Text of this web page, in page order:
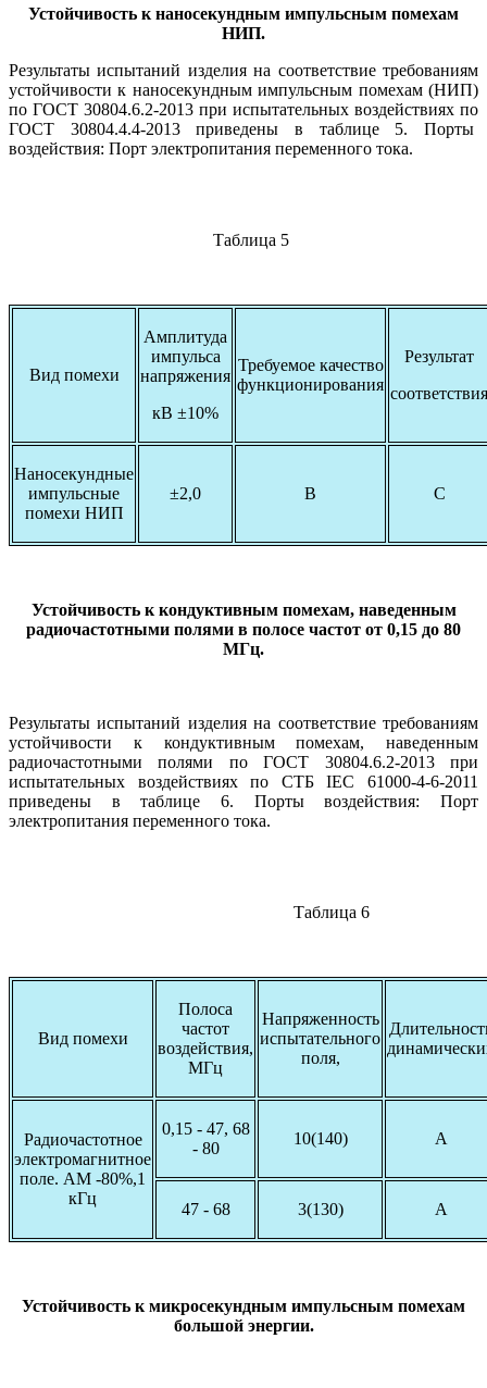
Устойчивость к наносекундным импульсным помехам
НИП.
Результаты испытаний изделия на соответствие требованиям
устойчивости к наносекундным импульсным помехам (НИП)
по ГОСТ 30804.6.2-2013 при испытательных воздействиях по
ГОСТ 30804.4.4-2013 приведены в таблице 5. Порты
воздействия: Порт электропитания переменного тока.
Таблица 5
Вид помехи
Амплитуда
импульса
напряжения
кВ ±10%
Требуемое качество
функционирования
Результат
соответствия
Наносекундные
импульсные
помехи НИП
±2,0 В С
Устойчивость к кондуктивным помехам, наведенным
радиочастотными полями в полосе частот от 0,15 до 80
МГц.
Результаты испытаний изделия на соответствие требованиям
устойчивости к кондуктивным помехам, наведенным
радиочастотными полями по ГОСТ 30804.6.2-2013 при
испытательных воздействиях по СТБ IEC 61000-4-6-2011
приведены в таблице 6. Порты воздействия: Порт
электропитания переменного тока.
Таблица 6
Вид помехи
Полоса
частот
воздействия,
МГц
Напряженность
испытательного
поля,
Радиочастотное
электромагнитное
поле. АМ -80%,1
кГц
0,15 - 47, 68
- 80
10(140) А
47 - 68 3(130) А
Устойчивость к микросекундным импульсным помехам
большой энергии.